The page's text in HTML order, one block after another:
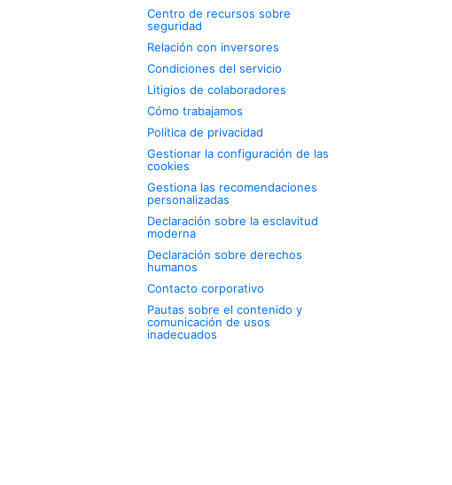
Centro de recursos sobre
seguridad
Relación con inversores
Condiciones del servicio
Litigios de colaboradores
Cómo trabajamos
Política de privacidad
Gestionar la configuración de las
cookies
Gestiona las recomendaciones
personalizadas
Declaración sobre la esclavitud
moderna
Declaración sobre derechos
humanos
Contacto corporativo
Pautas sobre el contenido y
comunicación de usos
inadecuados